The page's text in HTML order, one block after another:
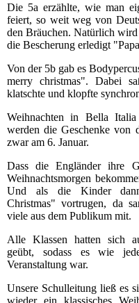
Die 5a erzählte, wie man
feiert, so weit weg von
den Bräuchen. Natürlich
die Bescherung erledigt
Von der 5b gab es
merry christmas". Dabei
klatschte und klopfte
Weihnachten in Bella
werden die Geschenke von
zwar am 6. Januar.
Dass die Engländer ihre
Weihnachtsmorgen
Und als die Kinder
Christmas" vortrugen, da
viele aus dem Publikum mit.
Alle Klassen hatten sich
geübt, sodass es wie
Veranstaltung war.
Unsere Schulleitung ließ es
wieder ein klassisches